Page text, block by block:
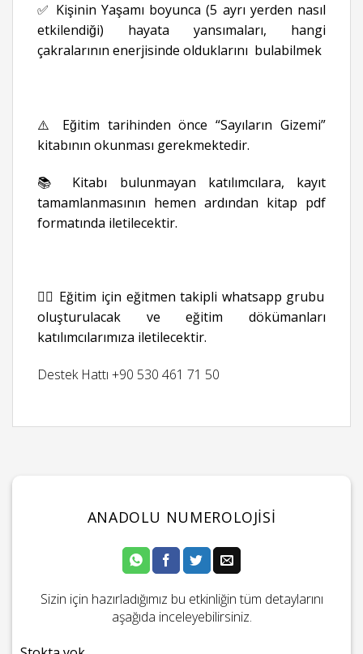
✅ Kişinin Yaşamı boyunca (5 ayrı yerden nasıl
etkilendiği) hayata yansımaları, hangi
çakralarının enerjisinde olduklarını bulabilmek
⚠️ Eğitim tarihinden önce “Sayıların Gizemi”
kitabının okunması gerekmektedir.
📚 Kitabı bulunmayan katılımcılara, kayıt
tamamlanmasının hemen ardından kitap pdf
formatında iletilecektir.
👉🏻 Eğitim için eğitmen takipli whatsapp grubu
oluşturulacak ve eğitim dökümanları
katılımcılarımıza iletilecektir.
Destek Hattı +90 530 461 71 50
ANADOLU NUMEROLOJISI
Sizin için hazırladığımız bu etkinliğin tüm detaylarını
aşağıda inceleyebilirsiniz.